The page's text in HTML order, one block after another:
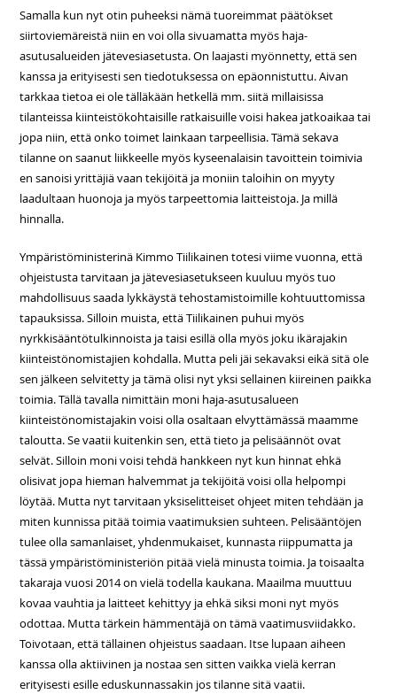
Samalla kun nyt otin puheeksi nämä tuoreimmat päätökset
siirtoviemäreistä niin en voi olla sivuamatta myös haja-
asutusalueiden jätevesiasetusta. On laajasti myönnetty, että sen
kanssa ja erityisesti sen tiedotuksessa on epäonnistuttu. Aivan
tarkkaa tietoa ei ole tälläkään hetkellä mm. siitä millaisissa
tilanteissa kiinteistökohtaisille ratkaisuille voisi hakea jatkoaikaa tai
jopa niin, että onko toimet lainkaan tarpeellisia. Tämä sekava
tilanne on saanut liikkeelle myös kyseenalaisin tavoittein toimivia
en sanoisi yrittäjiä vaan tekijöitä ja moniin taloihin on myyty
laadultaan huonoja ja myös tarpeettomia laitteistoja. Ja millä
hinnalla.
Ympäristöministerinä Kimmo Tiilikainen totesi viime vuonna, että
ohjeistusta tarvitaan ja jätevesiasetukseen kuuluu myös tuo
mahdollisuus saada lykkäystä tehostamistoimille kohtuuttomissa
tapauksissa. Silloin muista, että Tiilikainen puhui myös
nyrkkisääntötulkinnoista ja taisi esillä olla myös joku ikärajakin
kiinteistönomistajien kohdalla. Mutta peli jäi sekavaksi eikä sitä ole
sen jälkeen selvitetty ja tämä olisi nyt yksi sellainen kiireinen paikka
toimia. Tällä tavalla nimittäin moni haja-asutusalueen
kiinteistönomistajakin voisi olla osaltaan elvyttämässä maamme
taloutta. Se vaatii kuitenkin sen, että tieto ja pelisäännöt ovat
selvät. Silloin moni voisi tehdä hankkeen nyt kun hinnat ehkä
olisivat jopa hieman halvemmat ja tekijöitä voisi olla helpompi
löytää. Mutta nyt tarvitaan yksiselitteiset ohjeet miten tehdään ja
miten kunnissa pitää toimia vaatimuksien suhteen. Pelisääntöjen
tulee olla samanlaiset, yhdenmukaiset, kunnasta riippumatta ja
tässä ympäristöministeriön pitää vielä minusta toimia. Ja toisaalta
takaraja vuosi 2014 on vielä todella kaukana. Maailma muuttuu
kovaa vauhtia ja laitteet kehittyy ja ehkä siksi moni nyt myös
odottaa. Mutta tärkein hämmentäjä on tämä vaatimusviidakko.
Toivotaan, että tällainen ohjeistus saadaan. Itse lupaan aiheen
kanssa olla aktiivinen ja nostaa sen sitten vaikka vielä kerran
erityisesti esille eduskunnassakin jos tilanne sitä vaatii.